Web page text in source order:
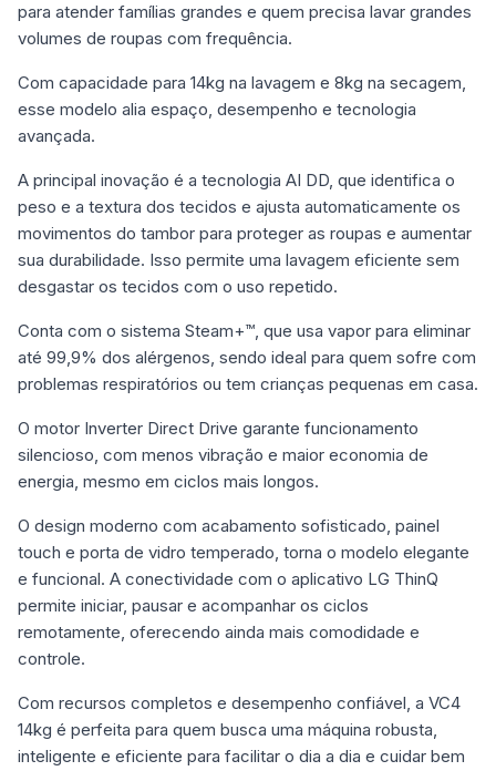
para atender famílias grandes e quem precisa lavar grandes
volumes de roupas com frequência.
Com capacidade para 14kg na lavagem e 8kg na secagem,
esse modelo alia espaço, desempenho e tecnologia
avançada.
A principal inovação é a tecnologia AI DD, que identifica o
peso e a textura dos tecidos e ajusta automaticamente os
movimentos do tambor para proteger as roupas e aumentar
sua durabilidade. Isso permite uma lavagem eficiente sem
desgastar os tecidos com o uso repetido.
Conta com o sistema Steam+™, que usa vapor para eliminar
até 99,9% dos alérgenos, sendo ideal para quem sofre com
problemas respiratórios ou tem crianças pequenas em casa.
O motor Inverter Direct Drive garante funcionamento
silencioso, com menos vibração e maior economia de
energia, mesmo em ciclos mais longos.
O design moderno com acabamento sofisticado, painel
touch e porta de vidro temperado, torna o modelo elegante
e funcional. A conectividade com o aplicativo LG ThinQ
permite iniciar, pausar e acompanhar os ciclos
remotamente, oferecendo ainda mais comodidade e
controle.
Com recursos completos e desempenho confiável, a VC4
14kg é perfeita para quem busca uma máquina robusta,
inteligente e eficiente para facilitar o dia a dia e cuidar bem